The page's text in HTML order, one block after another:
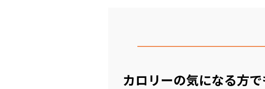
カロリーの気になる方で